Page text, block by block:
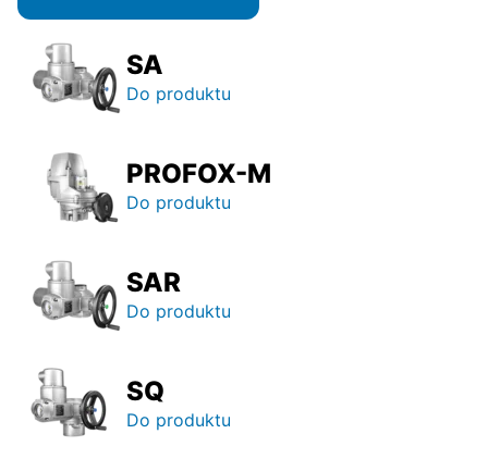
SA
Do produktu
PROFOX-M
Do produktu
SAR
Do produktu
SQ
Do produktu